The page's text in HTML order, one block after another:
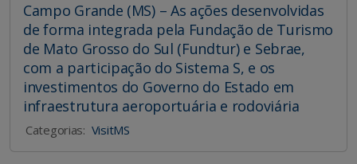
Campo Grande (MS) – As ações desenvolvidas
de forma integrada pela Fundação de Turismo
de Mato Grosso do Sul (Fundtur) e Sebrae,
com a participação do Sistema S, e os
investimentos do Governo do Estado em
infraestrutura aeroportuária e rodoviária
Categorias: VisitMS